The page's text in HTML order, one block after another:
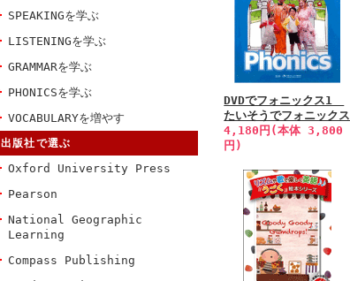
SPEAKINGを学ぶ
LISTENINGを学ぶ
GRAMMARを学ぶ
PHONICSを学ぶ
VOCABULARYを増やす
出版社で選ぶ
Oxford University Press
Pearson
National Geographic
Learning
Compass Publishing
DVDでフォニックス1
たいそうでフォニックス
4,180円(本体 3,800
円)